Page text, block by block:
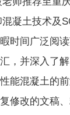
凝土技术及
时间广泛阅
，并深入了
能混凝土的
修改的文稿